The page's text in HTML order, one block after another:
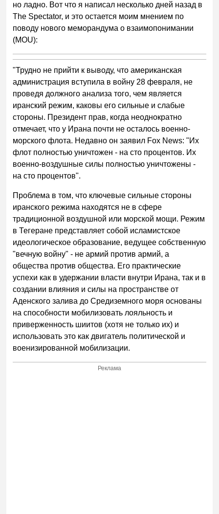
но ладно. Вот что я написал несколько дней назад в
The Spectator, и это остается моим мнением по
поводу нового меморандума о взаимопонимании
(MOU):
"Трудно не прийти к выводу, что американская
администрация вступила в войну 28 февраля, не
проведя должного анализа того, чем является
иранский режим, каковы его сильные и слабые
стороны. Президент прав, когда неоднократно
отмечает, что у Ирана почти не осталось военно-
морского флота. Недавно он заявил Fox News: "Их
флот полностью уничтожен - на сто процентов. Их
военно-воздушные силы полностью уничтожены -
на сто процентов".
Проблема в том, что ключевые сильные стороны
иранского режима находятся не в сфере
традиционной воздушной или морской мощи. Режим
в Тегеране представляет собой исламистское
идеологическое образование, ведущее собственную
"вечную войну" - не армий против армий, а
общества против общества. Его практические
успехи как в удержании власти внутри Ирана, так и в
создании влияния и силы на пространстве от
Аденского залива до Средиземного моря основаны
на способности мобилизовать лояльность и
приверженность шиитов (хотя не только их) и
использовать это как двигатель политической и
военизированной мобилизации.
Реклама